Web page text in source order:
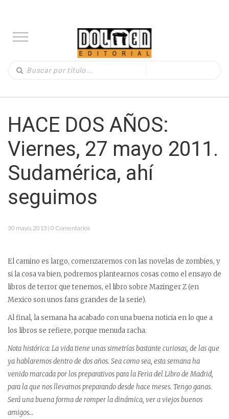
HACE DOS AÑOS:
Viernes, 27 mayo 2011.
Sudamérica, ahí
seguimos
30 mayo, 2013 | 0 Comentarios
El camino es largo, comenzaremos con las novelas de zombies, y
si la cosa va bien, podremos plantearnos cosas como el ensayo de
libros de terror que tenemos, el libro sobre Mazinger Z (en
Mexico son unos fans grandes de la serie).
Al final, la semana ha acabado con una buena noticia en lo que a
los libros se refiere, porque menuda racha.
Nota histórica: La vida tiene unas simetrías bastante curiosas, de las que
ya hablaremos dentro de dos años. Sea como sea, esta semana ha
venido marcada por los preparativos para la Feria del Libro de Madrid,
para la que nos llevamos preparando desde hace meses. Tengo ganas.
Será una buena forma de romper la dinámica, ver a viejos buenos
amigos…